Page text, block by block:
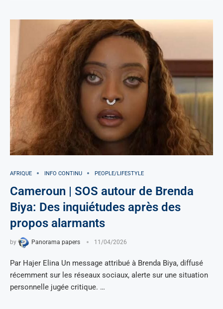
AFRIQUE INFO CONTINU PEOPLE/LIFESTYLE
Cameroun | SOS autour de Brenda
Biya: Des inquiétudes après des
propos alarmants
by Panorama papers 11/04/2026
Par Hajer Elina Un message attribué à Brenda Biya, diffusé
récemment sur les réseaux sociaux, alerte sur une situation
personnelle jugée critique. …